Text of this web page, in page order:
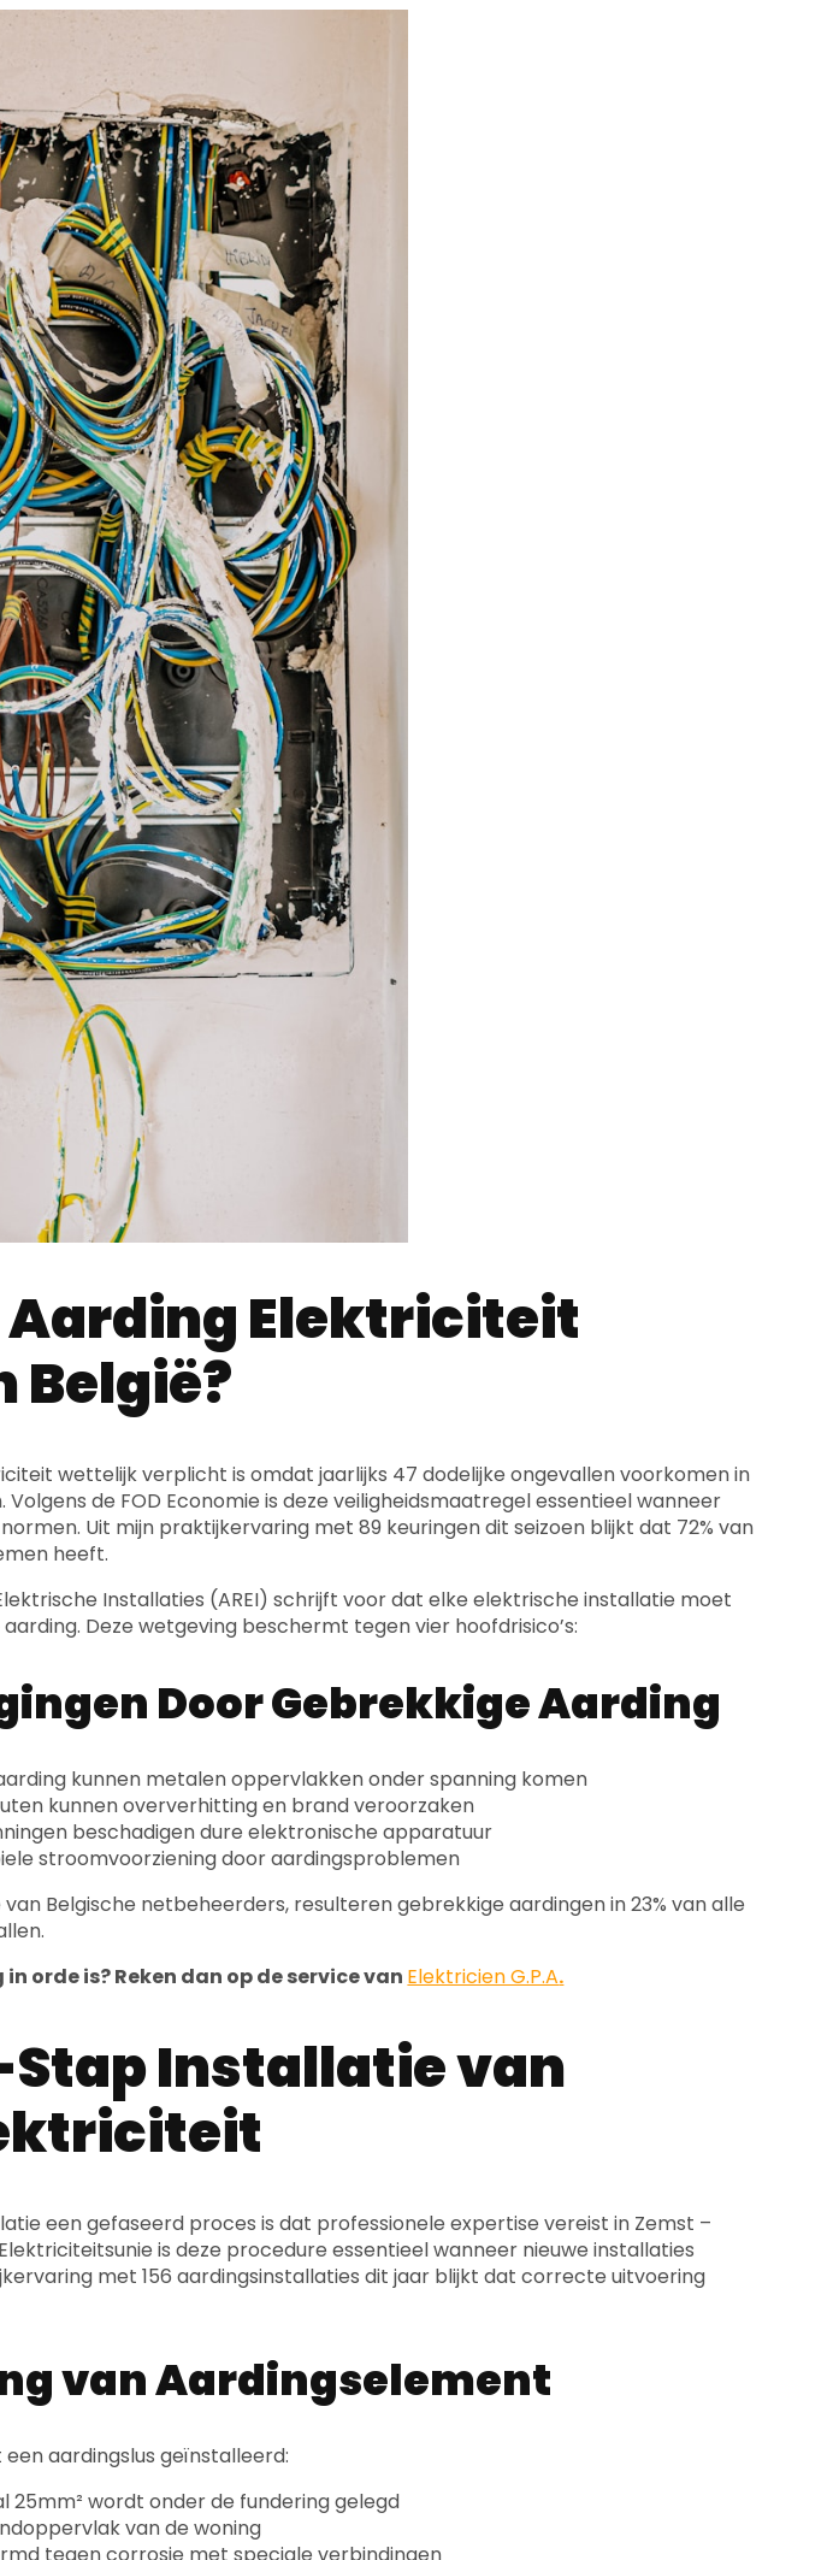
Aarding Elektriciteit
België?
wettelijk verplicht is omdat jaarlijks 47 dodelijke ongevallen voorkomen in
de FOD Economie is deze veiligheidsmaatregel essentieel wanneer
Uit mijn praktijkervaring met 89 keuringen dit seizoen blijkt dat 72% van
heeft.
Installaties (AREI) schrijft voor dat elke elektrische installatie moet
Deze wetgeving beschermt tegen vier hoofdrisico’s:
Door Gebrekkige Aarding
kunnen metalen oppervlakken onder spanning komen
kunnen oververhitting en brand veroorzaken
beschadigen dure elektronische apparatuur
stroomvoorziening door aardingsproblemen
Belgische netbeheerders, resulteren gebrekkige aardingen in 23% van alle
orde is? Reken dan op de service van Elektricien G.P.A.
Installatie van
een gefaseerd proces is dat professionele expertise vereist in Zemst –
is deze procedure essentieel wanneer nieuwe installaties
met 156 aardingsinstallaties dit jaar blijkt dat correcte uitvoering
van Aardingselement
aardingslus geïnstalleerd:
25mm² wordt onder de fundering gelegd
van de woning